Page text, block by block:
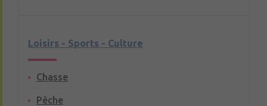
Loisirs - Sports - Culture
Chasse
Pêche